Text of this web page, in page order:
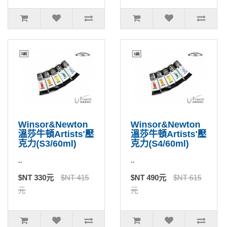
Winsor&Newton
溫莎牛頓Artists'壓
克力(S3/60ml)
..
$NT 330元
$NT 415
元
Winsor&Newton
溫莎牛頓Artists'壓
克力(S4/60ml)
..
$NT 490元
$NT 615
元